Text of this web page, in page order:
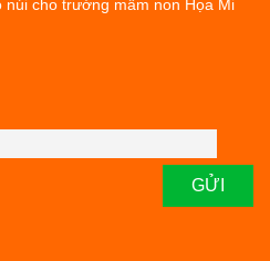
núi cho trường mầm non Họa Mi